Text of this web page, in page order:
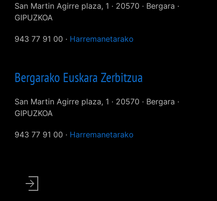
San Martin Agirre plaza, 1 · 20570 · Bergara ·
GIPUZKOA
943 77 91 00 · Harremanetarako
Bergarako Euskara Zerbitzua
San Martin Agirre plaza, 1 · 20570 · Bergara ·
GIPUZKOA
943 77 91 00 · Harremanetarako
User
account